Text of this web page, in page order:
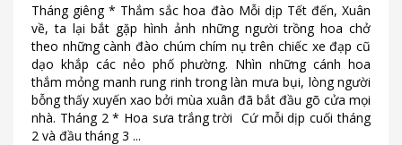
Tháng giêng * Thắm sắc hoa đào Mỗi dịp Tết đến, Xuân
về, ta lại bắt gặp hình ảnh những người trồng hoa chở
theo những cành đào chúm chím nụ trên chiếc xe đạp cũ
dạo khắp các nẻo phố phường. Nhìn những cánh hoa
thắm mỏng manh rung rinh trong làn mưa bụi, lòng người
bỗng thấy xuyến xao bởi mùa xuân đã bắt đầu gõ cửa mọi
nhà. Tháng 2 * Hoa sưa trắng trời Cứ mỗi dịp cuối tháng
2 và đầu tháng 3 ...